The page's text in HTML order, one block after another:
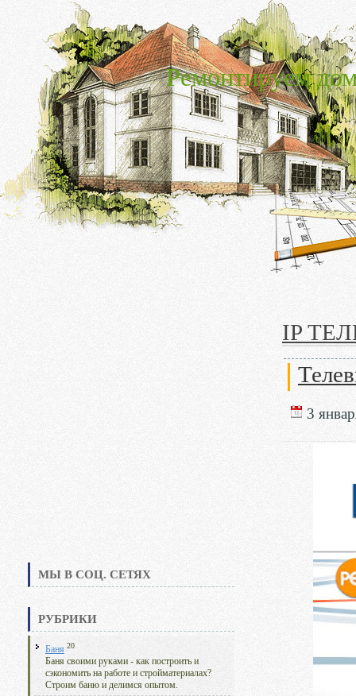
Ремонтируем
МЫ В СОЦ. СЕТЯХ
РУБРИКИ
Баня 20
Баня своими руками - как построить и
сэкономить на работе и стройматериалах?
Строим баню и делимся опытом.
IP
3